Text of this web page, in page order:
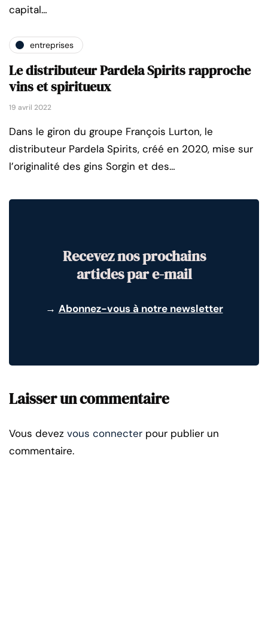
capital…
entreprises
Le distributeur Pardela Spirits rapproche
vins et spiritueux
19 avril 2022
Dans le giron du groupe François Lurton, le
distributeur Pardela Spirits, créé en 2020, mise sur
l’originalité des gins Sorgin et des…
Recevez nos prochains
articles par e-mail
→ Abonnez-vous à notre newsletter
Laisser un commentaire
Vous devez vous connecter pour publier un
commentaire.